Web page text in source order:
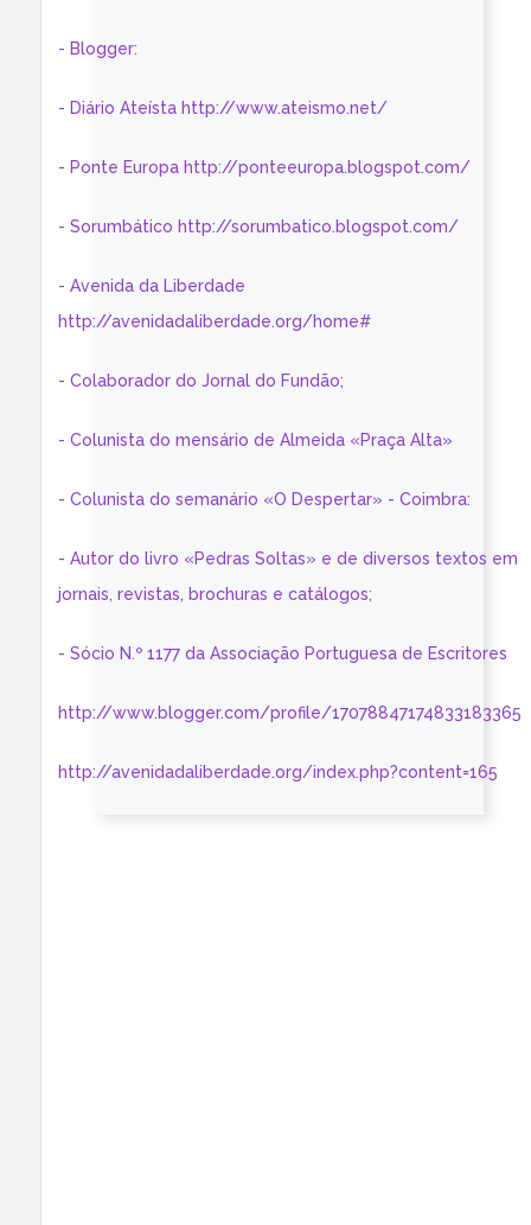
- Blogger:
- Diário Ateísta http://www.ateismo.net/
- Ponte Europa http://ponteeuropa.blogspot.com/
- Sorumbático http://sorumbatico.blogspot.com/
- Avenida da Liberdade
http://avenidadaliberdade.org/home#
- Colaborador do Jornal do Fundão;
- Colunista do mensário de Almeida «Praça Alta»
- Colunista do semanário «O Despertar» - Coimbra:
- Autor do livro «Pedras Soltas» e de diversos textos em
jornais, revistas, brochuras e catálogos;
- Sócio N.º 1177 da Associação Portuguesa de Escritores
http://www.blogger.com/profile/17078847174833183365
http://avenidadaliberdade.org/index.php?content=165